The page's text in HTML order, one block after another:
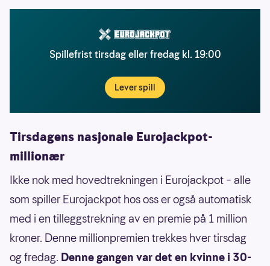
Spillefrist tirsdag eller fredag kl. 19:00
Lever spill
Tirsdagens nasjonale Eurojackpot-
millionær
Ikke nok med hovedtrekningen i Eurojackpot – alle
som spiller Eurojackpot hos oss er også automatisk
med i en tilleggstrekning av en premie på 1 million
kroner. Denne millionpremien trekkes hver tirsdag
og fredag. Denne gangen var det en kvinne i 30-